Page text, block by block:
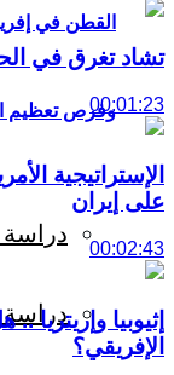
القطن في
وفرص تعظيم
دراسة
تشاد تغرق في
00:01:23
الإستراتيجية
على إيران
00:02:43
إثيوبيا
الإفريقي؟